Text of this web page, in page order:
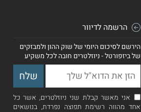
הרשמה לדיוור
הירשם לסיכום היומי של שוק ההון ולמבזקים
של ביזפורטל - ניוזלטרים חובה לכל משקיע
אני מאשר קבלת שני ניוזלטרים, אשר כל
אחד מהווה רשימת תפוצה נפרדת, בנושאים